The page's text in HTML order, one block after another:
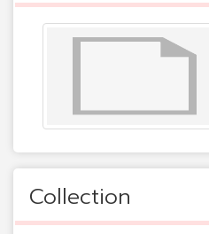
Collection